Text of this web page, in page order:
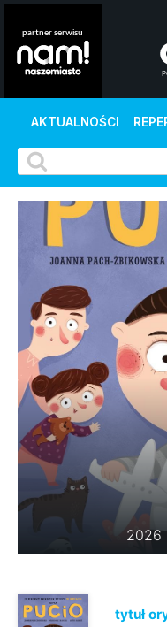
AKTUALNOŚCI
2026
tytuł